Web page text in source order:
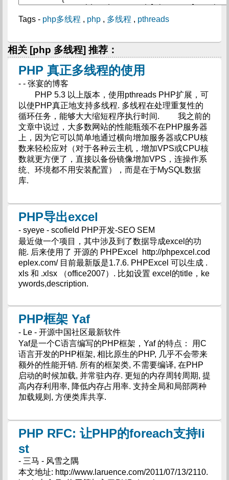
Tags - php多线程 , php, 多线程 , pthreads
相关 [php 多线程] 推荐：
PHP 真正多线程的使用
- - 张宴的博客
PHP 5.3 以上版本，使用pthreads PHP扩展，可
以使PHP真正地支持多线程. 多线程在处理重复性的
循环任务，能够大大缩短程序执行时间. 我之前的
文章中说过，大多数网站的性能瓶颈不在PHP服务器
上，因为它可以简单地通过横向增加服务器或CPU核
数来轻松应对（对于各种云主机，增加VPS或CPU核
数就更方便了，直接以备份镜像增加VPS，连操作系
统、环境都不用安装配置），而是在于MySQL数据
库.
PHP导出excel
- syeye - scofield PHP开发-SEO SEM
最近做一个项目，其中涉及到了数据导成excel的功
能. 后来使用了 开源的 PHPExcel http://phpexcel.cod
eplex.com/ 目前最新版是1.7.6. PHPExcel 可以生成 .
xls 和 .xlsx （office2007）. 比如设置 excel的title，ke
ywords,description.
PHP框架 Yaf
- Le - 开源中国社区最新软件
Yaf是一个C语言编写的PHP框架，Yaf 的特点： 用C
语言开发的PHP框架, 相比原生的PHP, 几乎不会带来
额外的性能开销. 所有的框架类, 不需要编译, 在PHP
启动的时候加载, 并常驻内存. 更短的内存周转周期, 提
高内存利用率, 降低内存占用率. 支持全局和局部两种
加载规则, 方便类库共享.
PHP RFC: 让PHP的foreach支持li
st
- 三马 - 风雪之隅
本文地址: http://www.laruence.com/2011/07/13/2110.